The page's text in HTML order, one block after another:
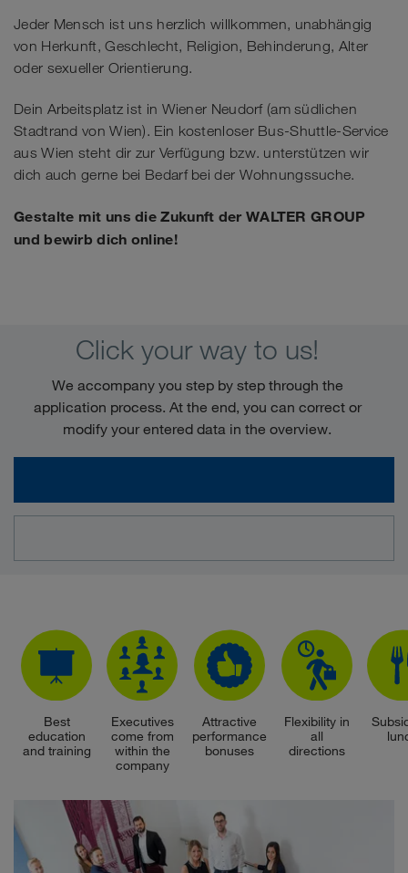
Jeder Mensch ist uns herzlich willkommen, unabhängig
von Herkunft, Geschlecht, Religion, Behinderung, Alter
oder sexueller Orientierung.
Dein Arbeitsplatz ist in Wiener Neudorf (am südlichen
Stadtrand von Wien). Ein kostenloser Bus-Shuttle-Service
aus Wien steht dir zur Verfügung bzw. unterstützen wir
dich auch gerne bei Bedarf bei der Wohnungssuche.
Gestalte mit uns die Zukunft der WALTER GROUP
und bewirb dich online!
Click your way to us!
We accompany you step by step through the
application process. At the end, you can correct or
modify your entered data in the overview.
Best
education
and training
Executives
come from
within the
company
Attractive
performance
bonuses
Flexibility in
all
directions